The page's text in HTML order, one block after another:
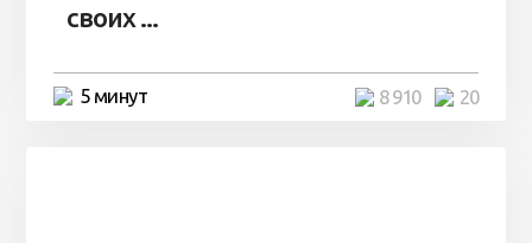
своих ...
5 минут 20
8 910